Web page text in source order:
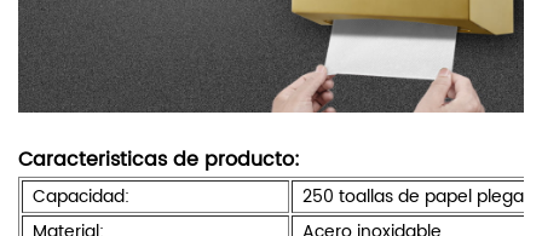
Caracteristicas de producto:
Capacidad:
250 toallas de papel